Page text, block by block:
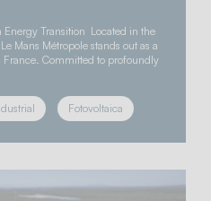
Energy Transition Located in the
Mans Métropole stands out as a
Committed to profoundly
Fotovoltaica